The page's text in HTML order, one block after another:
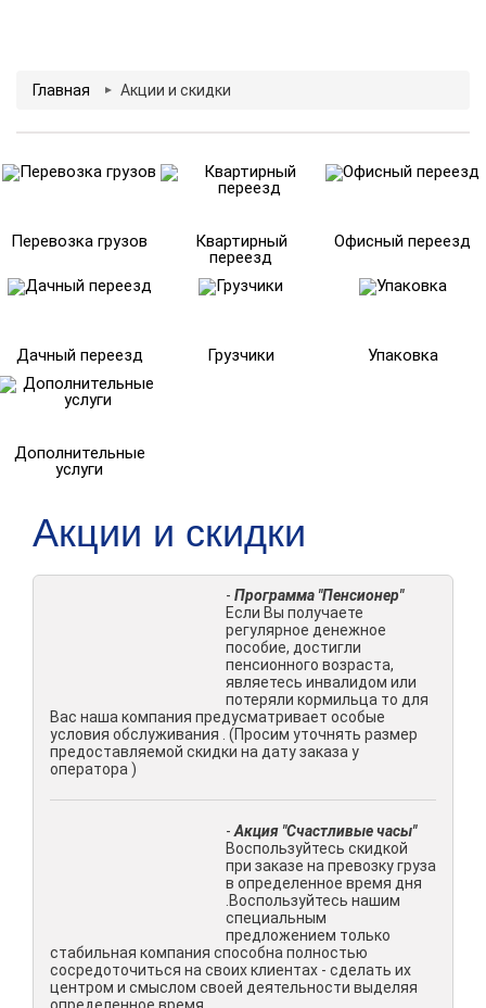
Главная Акции и скидки
Перевозка грузов
Квартирный
переезд
Офисный переезд
Дачный переезд Грузчики Упаковка
Дополнительные
услуги
Акции и скидки
- Программа "Пенсионер"
Если Вы получаете
регулярное денежное
пособие, достигли
пенсионного возраста,
являетесь инвалидом или
потеряли кормильца то для
Вас наша компания предусматривает особые
условия обслуживания . (Просим уточнять размер
предоставляемой скидки на дату заказа у
оператора )
- Акция "Счастливые часы"
Воспользуйтесь скидкой
при заказе на превозку груза
в определенное время дня
.Воспользуйтесь нашим
специальным
предложением только
стабильная компания способна полностью
сосредоточиться на своих клиентах - сделать их
центром и смыслом своей деятельности выделяя
определенное время.